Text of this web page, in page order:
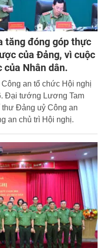
tăng đóng góp thực
của Đảng, vì cuộc
của Nhân dân.
an tổ chức Hội nghị
Đại tướng Lương Tam
thư Đảng uỷ Công an
an chủ trì Hội nghị.